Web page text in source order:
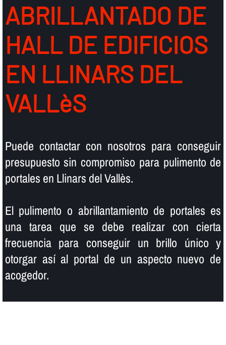
ABRILLANTADO DE
HALL DE EDIFICIOS
EN LLINARS DEL
VALLèS
Puede contactar con nosotros para conseguir
presupuesto sin compromiso para pulimento de
portales en Llinars del Vallès.
El pulimento o abrillantamiento de portales es
una tarea que se debe realizar con cierta
frecuencia para conseguir un brillo único y
otorgar así­ al portal de un aspecto nuevo de
acogedor.